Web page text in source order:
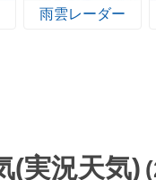
雨雲レーダー
(実況天気)